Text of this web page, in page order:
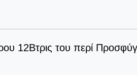
12Βτρις του περί